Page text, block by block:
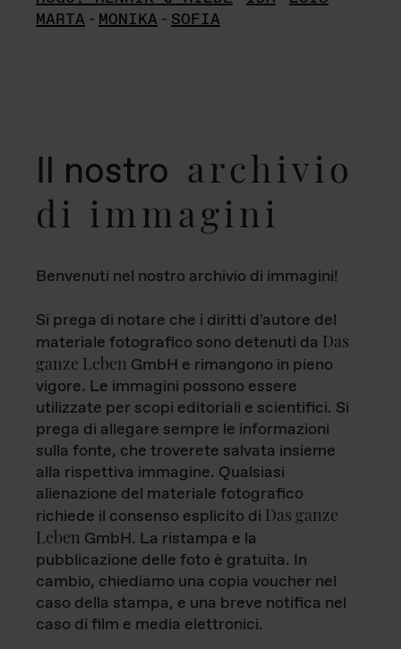
MARTA - MONIKA - SOFIA
Il nostro archivio
di immagini
Benvenuti nel nostro archivio di immagini!
Si prega di notare che i diritti d'autore del
materiale fotografico sono detenuti da Das
ganze Leben GmbH e rimangono in pieno
vigore. Le immagini possono essere
utilizzate per scopi editoriali e scientifici. Si
prega di allegare sempre le informazioni
sulla fonte, che troverete salvata insieme
alla rispettiva immagine. Qualsiasi
alienazione del materiale fotografico
richiede il consenso esplicito di Das ganze
Leben GmbH. La ristampa e la
pubblicazione delle foto è gratuita. In
cambio, chiediamo una copia voucher nel
caso della stampa, e una breve notifica nel
caso di film e media elettronici.